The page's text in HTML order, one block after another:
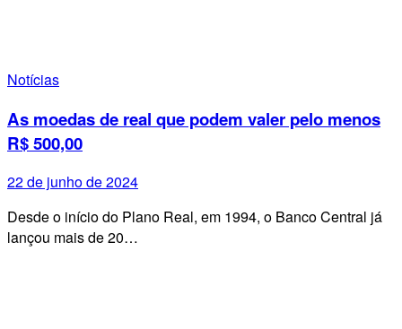
Notícias
As moedas de real que podem valer pelo menos
R$ 500,00
22 de junho de 2024
Desde o início do Plano Real, em 1994, o Banco Central já
lançou mais de 20…